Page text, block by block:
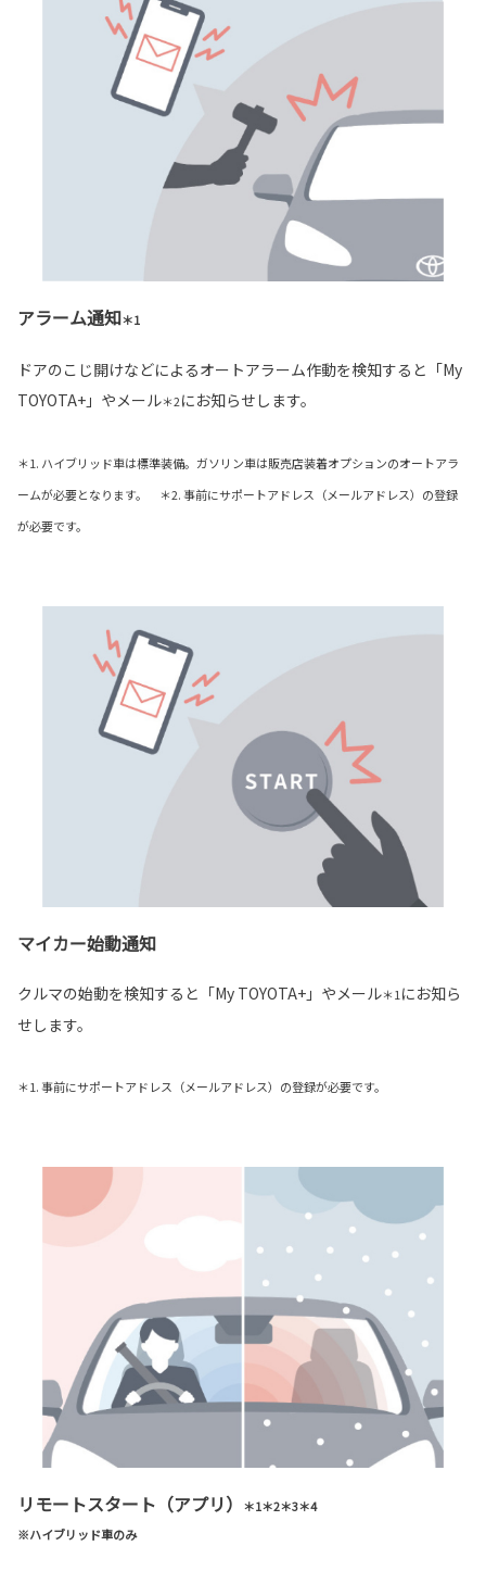
アラーム通知＊1
ドアのこじ開けなどによるオートアラーム作動を検知すると「My
TOYOTA+」やメール＊2にお知らせします。
＊1. ハイブリッド車は標準装備。ガソリン車は販売店装着オプションのオートアラ
ームが必要となります。 ＊2. 事前にサポートアドレス（メールアドレス）の登録
が必要です。
マイカー始動通知
クルマの始動を検知すると「My TOYOTA+」やメール＊1 にお知ら
せします。
＊1. 事前にサポートアドレス（メールアドレス）の登録が必要です。
リモートスタート（アプリ）
＊1＊2＊3＊4
※ハイブリッド車のみ